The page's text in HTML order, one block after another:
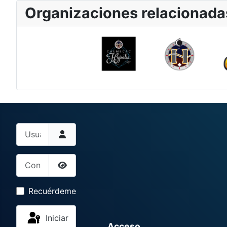
Organizaciones
Usuario
Contraseña
Mostrar contraseña
Recuérdeme